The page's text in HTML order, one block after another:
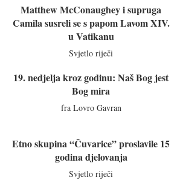
Matthew McConaughey i supruga
Camila susreli se s papom Lavom XIV.
u Vatikanu
Svjetlo riječi
19. nedjelja kroz godinu: Naš Bog jest
Bog mira
fra Lovro Gavran
Etno skupina “Čuvarice” proslavile 15
godina djelovanja
Svjetlo riječi